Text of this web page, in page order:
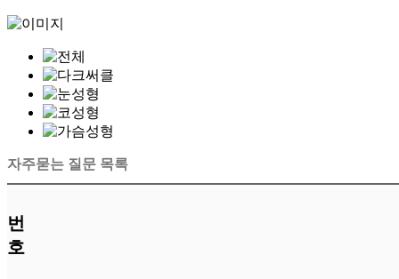
자주묻는 질문 목록
번
호